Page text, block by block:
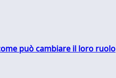
può cambiare il loro ruolo